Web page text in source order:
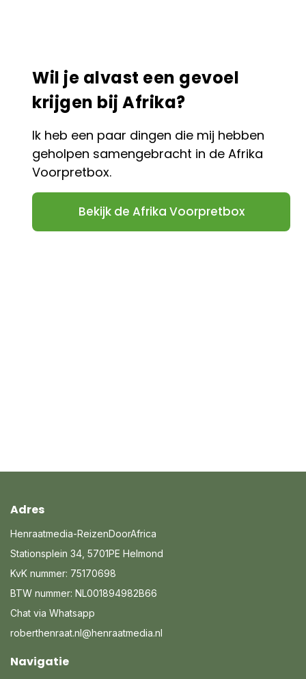
Wil je alvast een gevoel
krijgen bij Afrika?
Ik heb een paar dingen die mij hebben
geholpen samengebracht in de Afrika
Voorpretbox.
Bekijk de Afrika Voorpretbox
Adres
Henraatmedia-ReizenDoorAfrica
Stationsplein 34, 5701PE Helmond
KvK nummer: 75170698
BTW nummer: NL001894982B66
Chat via Whatsapp
roberthenraat.nl@henraatmedia.nl
Navigatie